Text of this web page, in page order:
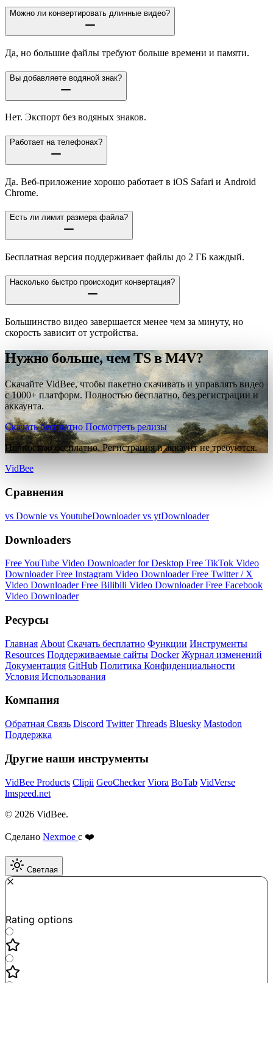
Можно ли конвертировать длинные видео?
Да, но большие файлы требуют больше времени и памяти.
Вы добавляете водяной знак?
Нет. Экспорт без водяных знаков.
Работает на телефонах?
Да. Веб-приложение хорошо работает в iOS Safari и Android
Chrome.
Есть ли лимит размера файла?
Бесплатная версия поддерживает файлы до 2 ГБ каждый.
Насколько быстро происходит конвертация?
Большинство видео завершается менее чем за минуту, но
скорость зависит от устройства.
Нужно больше, чем TS в M4V?
Скачайте VidBee, чтобы пакетно скачивать и управлять видео
с 1000+ платформ. Полностью бесплатно, без регистрации и
аккаунта.
Скачать бесплатно Посмотреть релизы
Полностью бесплатно. Регистрация и аккаунт не требуются.
VidBee
Сравнения
vs Downie vs YoutubeDownloadervs ytDownloader
Downloaders
Free YouTube Video Downloader for Desktop Free TikTok Video
DownloaderFree Instagram Video DownloaderFree Twitter / X
Video DownloaderFree Bilibili Video DownloaderFree Facebook
Video Downloader
Ресурсы
Главная About Скачать бесплатно Функции Инструменты
Resources Поддерживаемые сайты Docker Журнал изменений
Документация GitHub Политика Конфиденциальности
Условия Использования
Компания
Обратная Связь Discord Twitter Threads Bluesky Mastodon
Поддержка
Другие наши инструменты
VidBee Products Clipii GeoChecker Viora BoTab VidVerse
lmspeed.net
© 2026 VidBee.
Сделано Nexmoe с ❤️
Светлая
Rating options